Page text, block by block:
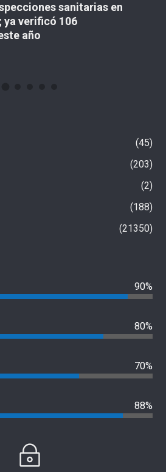
existe un contrato para la obra
lanzó advertencia sobre el
45
203
2
188
21350
90%
80%
70%
88%